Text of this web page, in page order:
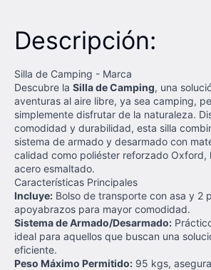
Descripción:
Silla de Camping - Marca
Descubre la Silla de Camping, una
aventuras al aire libre, ya sea camping,
simplemente disfrutar de la naturaleza.
comodidad y durabilidad, esta silla
sistema de armado y desarmado con
calidad como poliéster reforzado Oxford,
acero esmaltado.
Características Principales
Incluye: Bolso de transporte con asa y 2
apoyabrazos para mayor comodidad.
Sistema de Armado/Desarmado:
ideal para aquellos que buscan una
eficiente.
Peso Máximo Permitido: 95 kgs,